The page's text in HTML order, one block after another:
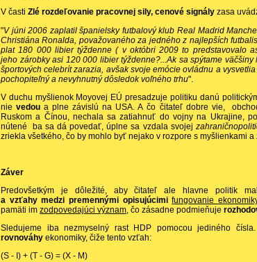
V časti Zlé rozdeľovanie pracovnej sily, cenové signály zasa
"V júni 2006 zaplatil španielsky futbalový klub Real Madrid
Christiána Ronalda, považovaného za jedného z najlepších
plat 180 000 libier týždenne ( v októbri 2009 to predstavovalo
jeho zárobky asi 120 000 libier týždenne?...Ak sa spýtame
športových celebrít zarazia, avšak svoje emócie ovládnu a
pochopiteľný a nevyhnutný dôsledok voľného trhu".
V duchu myšlienok Moyovej EÚ presadzuje politiku danú
nievedou a plne závislú na USA. A čo čitateľ dobre vie,
Ruskom a Čínou, nechala sa zatiahnuť do vojny na Ukrajine,
nútené ba sa dá povedať, úplne sa vzdala svojej
zriekla všetkého, čo by mohlo byť nejako v rozpore s myšlienkami a
Záver
Predovšetkým je dôležité, aby čitateľ ale hlavne politik
a vzťahy medzi premennými opisujúcimifungovanie
pamäti im zodpovedajúci význam, čo zásadne podmieňuje
Sledujeme iba nezmyselný rast HDP pomocou jediného
rovnováhy ekonomiky, čiže tento vzťah:
(S - I) + (T - G) = (X - M)